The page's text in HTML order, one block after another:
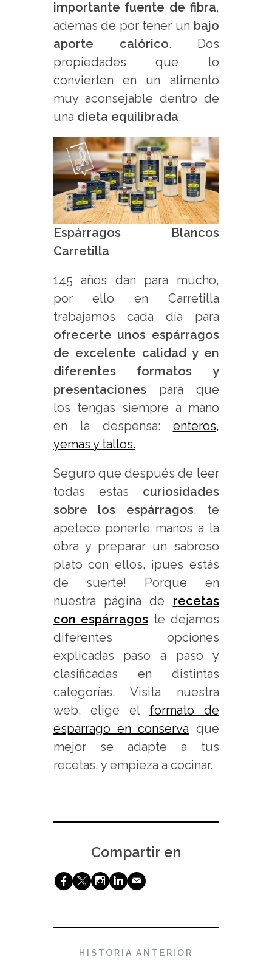
importante fuente de fibra,
además de por tener un bajo
aporte calórico. Dos
propiedades que lo
convierten en un alimento
muy aconsejable dentro de
una dieta equilibrada.
Espárragos Blancos
Carretilla
145 años dan para mucho,
por ello en Carretilla
trabajamos cada día para
ofrecerte unos espárragos
de excelente calidad y en
diferentes formatos y
presentacionespara que
los tengas siempre a mano
en la despensa: enteros,
yemas y tallos.
Seguro que después de leer
todas estas curiosidades
sobre los espárragos, te
apetece ponerte manos a la
obra y preparar un sabroso
plato con ellos, ¡pues estás
de suerte! Porque en
nuestra página de recetas
con espárragos te dejamos
diferentes opciones
explicadas paso a paso y
clasificadas en distintas
categorías. Visita nuestra
web, elige el formato de
espárrago en conserva que
mejor se adapte a tus
recetas, y empieza a cocinar.
Compartir en
b a x j @
HISTORIA ANTERIOR